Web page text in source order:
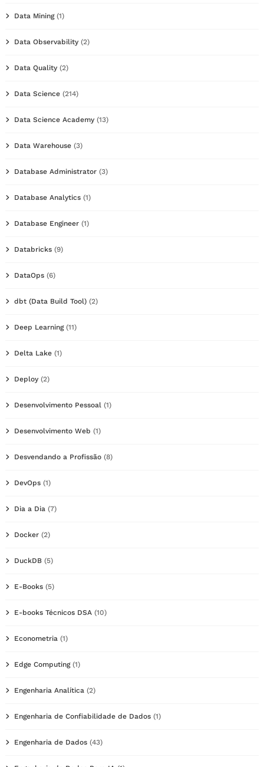
Data Mining(1)
Data Observability (2)
Data Quality (2)
Data Science (214)
Data Science Academy (13)
Data Warehouse (3)
Database Administrator (3)
Database Analytics (1)
Database Engineer (1)
Databricks (9)
DataOps (6)
dbt (Data Build Tool) (2)
Deep Learning(11)
Delta Lake (1)
Deploy (2)
Desenvolvimento Pessoal (1)
Desenvolvimento Web (1)
Desvendando a Profissão (8)
DevOps (1)
Dia a Dia (7)
Docker (2)
DuckDB (5)
E-Books (5)
E-books Técnicos DSA (10)
Econometria (1)
Edge Computing(1)
Engenharia Analítica (2)
Engenharia de Confiabilidade de Dados (1)
Engenharia de Dados (43)